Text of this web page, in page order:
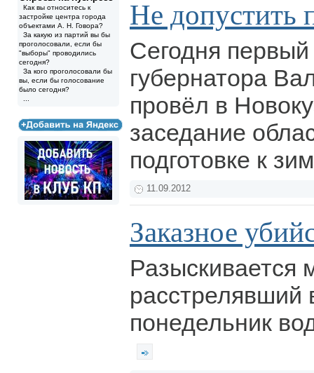
Как вы относитесь к
застройке центра города
объектами А. Н. Говора?
За какую из партий вы бы
проголосовали, если бы
"выборы" проводились
сегодня?
За кого проголосовали бы
вы, если бы голосование
было сегодня?
Не допустить
Сегодня
губернатора
провёл в
заседание
подготовке к
11.09.2012
Заказное
Разыскивается
расстрелявший
понедельник